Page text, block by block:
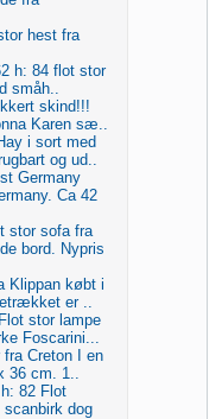
hest fra
h: 84 flot stor
småh..
skind!!!
Karen sæ..
i sort med
og ud..
Germany
Ca 42
stor sofa fra
bord. Nypris
Klippan købt i
er ..
stor lampe
Foscarini...
Creton I en
cm. 1..
82 Flot
dog